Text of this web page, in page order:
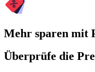
Mehr sparen mit
Überprüfe die